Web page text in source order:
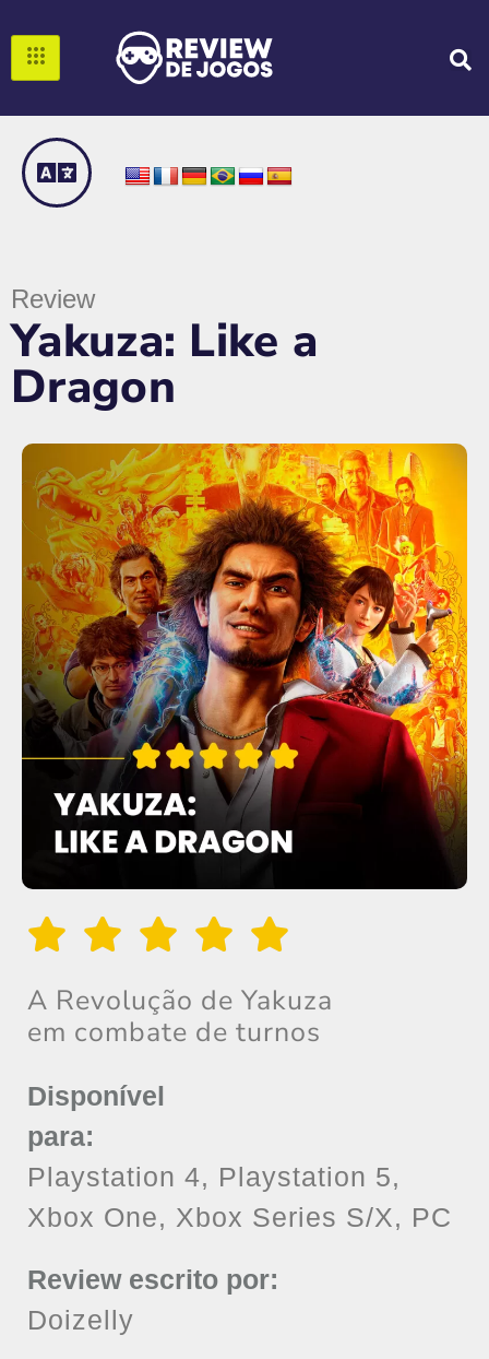
Review
Yakuza: Like a
Dragon
A Revolução de Yakuza
em combate de turnos
Disponível
para:
Playstation 4, Playstation 5,
Xbox One, Xbox Series S/X, PC
Review escrito por:
Doizelly